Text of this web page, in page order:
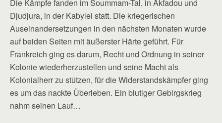
Die Kämpfe fanden im Soummam-Tal, in Akfadou und
Djudjura, in der Kabylei statt. Die kriegerischen
Auseinandersetzungen in den nächsten Monaten wurde
auf beiden Seiten mit äußerster Härte geführt. Für
Frankreich ging es darum, Recht und Ordnung in seiner
Kolonie wiederherzustellen und seine Macht als
Kolonialherr zu stützen, für die Widerstandskämpfer ging
es um das nackte Überleben. Ein blutiger Gebirgskrieg
nahm seinen Lauf…